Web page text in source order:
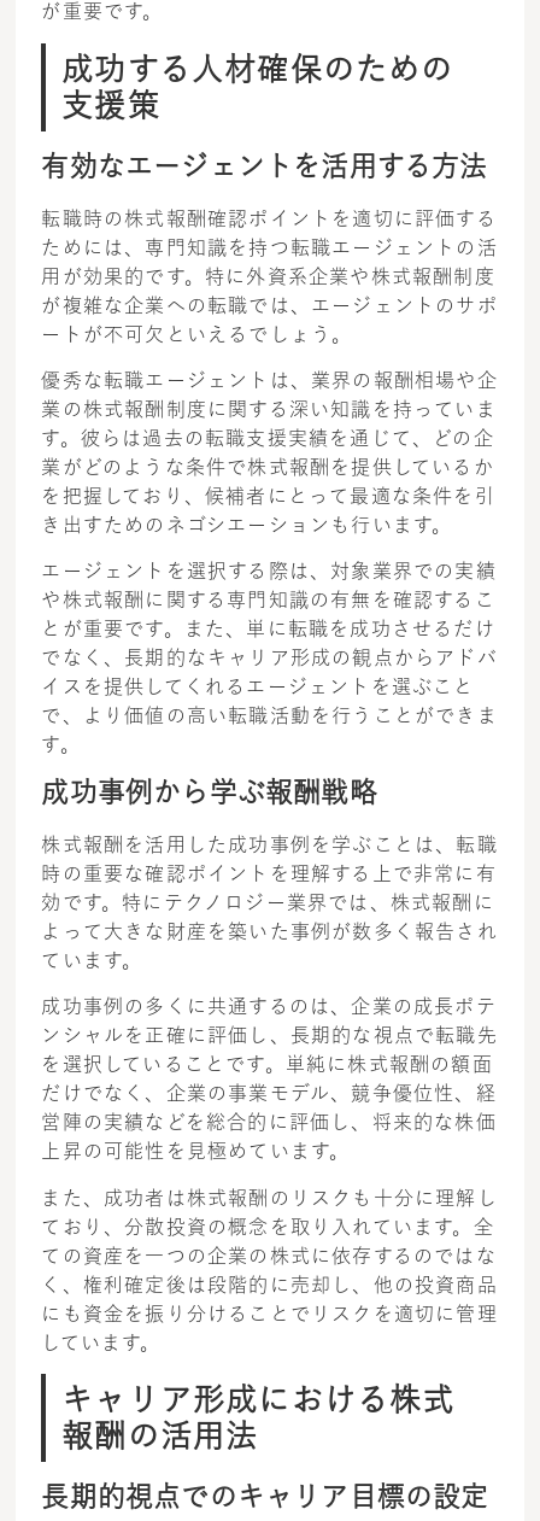
が重要です。
成功する人材確保のための
支援策
有効なエージェントを活用する方法
転職時の株式報酬確認ポイントを適切に評価する
ためには、専門知識を持つ転職エージェントの活
用が効果的です。特に外資系企業や株式報酬制度
が複雑な企業への転職では、エージェントのサポ
ートが不可欠といえるでしょう。
優秀な転職エージェントは、業界の報酬相場や企
業の株式報酬制度に関する深い知識を持っていま
す。彼らは過去の転職支援実績を通じて、どの企
業がどのような条件で株式報酬を提供しているか
を把握しており、候補者にとって最適な条件を引
き出すためのネゴシエーションも行います。
エージェントを選択する際は、対象業界での実績
や株式報酬に関する専門知識の有無を確認するこ
とが重要です。また、単に転職を成功させるだけ
でなく、長期的なキャリア形成の観点からアドバ
イスを提供してくれるエージェントを選ぶこと
で、より価値の高い転職活動を行うことができま
す。
成功事例から学ぶ報酬戦略
株式報酬を活用した成功事例を学ぶことは、転職
時の重要な確認ポイントを理解する上で非常に有
効です。特にテクノロジー業界では、株式報酬に
よって大きな財産を築いた事例が数多く報告され
ています。
成功事例の多くに共通するのは、企業の成長ポテ
ンシャルを正確に評価し、長期的な視点で転職先
を選択していることです。単純に株式報酬の額面
だけでなく、企業の事業モデル、競争優位性、経
営陣の実績などを総合的に評価し、将来的な株価
上昇の可能性を見極めています。
また、成功者は株式報酬のリスクも十分に理解し
ており、分散投資の概念を取り入れています。全
ての資産を一つの企業の株式に依存するのではな
く、権利確定後は段階的に売却し、他の投資商品
にも資金を振り分けることでリスクを適切に管理
しています。
キャリア形成における株式
報酬の活用法
長期的視点でのキャリア目標の設定